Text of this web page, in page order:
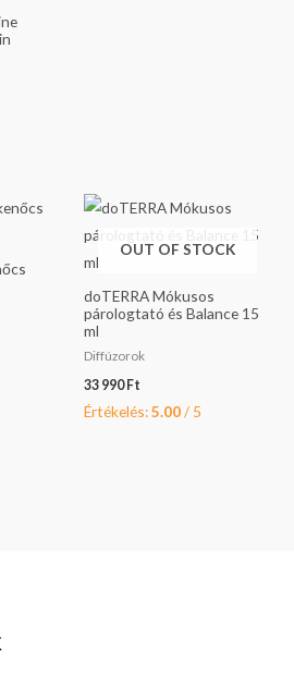
OUT OF STOCK
doTERRA Mókusos
párologtató és Balance 15
ml
Diffúzorok
33 990 Ft
Értékelés:5.00/ 5